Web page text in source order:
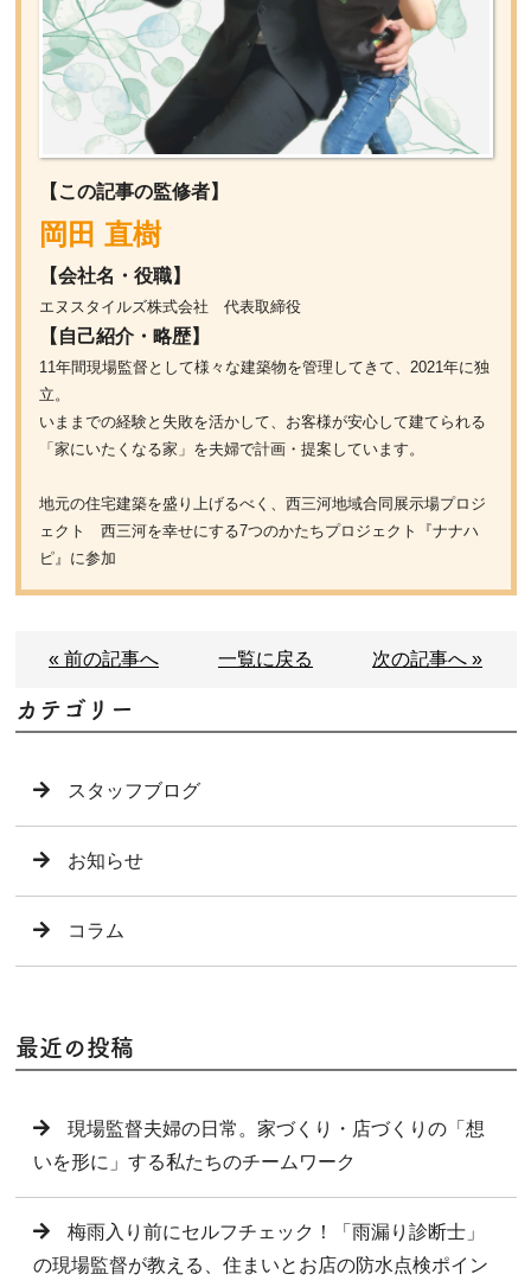
【この記事の監修者】
岡田 直樹
【会社名・役職】
エヌスタイルズ株式会社 代表取締役
【自己紹介・略歴】
11年間現場監督として様々な建築物を管理してきて、2021年に独
立。
いままでの経験と失敗を活かして、お客様が安心して建てられる
「家にいたくなる家」を夫婦で計画・提案しています。
地元の住宅建築を盛り上げるべく、西三河地域合同展示場プロジ
ェクト 西三河を幸せにする7つのかたちプロジェクト『ナナハ
ピ』に参加
« 前の記事へ 一覧に戻る 次の記事へ »
カテゴリー
スタッフブログ
お知らせ
コラム
最近の投稿
現場監督夫婦の日常。家づくり・店づくりの「想
いを形に」する私たちのチームワーク
梅雨入り前にセルフチェック！「雨漏り診断士」
の現場監督が教える、住まいとお店の防水点検ポイン